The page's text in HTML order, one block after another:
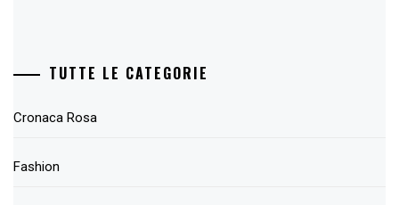
TUTTE LE CATEGORIE
Cronaca Rosa
Fashion